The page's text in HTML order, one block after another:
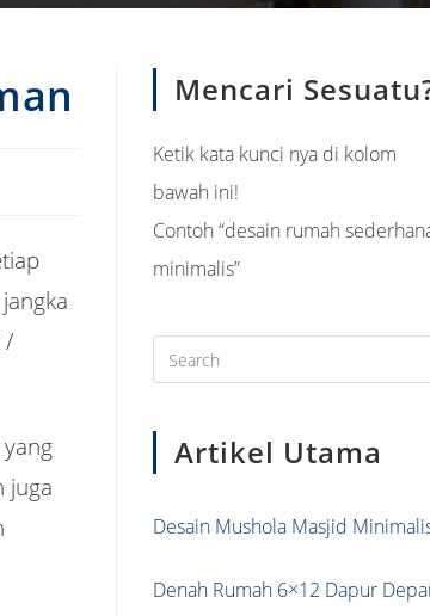
/
juga
Mencari
Ketik kata kunci nya di kolom
bawah ini!
Contoh “desain rumah
minimalis”
Artikel Utama
Desain Mushola Masjid
Denah Rumah 6×12 Dapur